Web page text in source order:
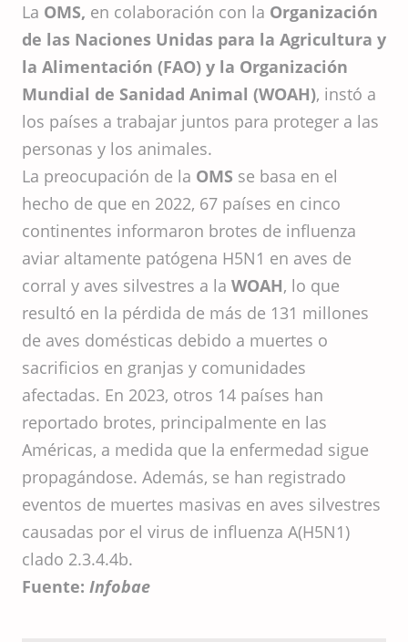
La OMS, en colaboración con la Organización
de las Naciones Unidas para la Agricultura y
la Alimentación (FAO) y la Organización
Mundial de Sanidad Animal (WOAH), instó a
los países a trabajar juntos para proteger a las
personas y los animales.
La preocupación de la OMS se basa en el
hecho de que en 2022, 67 países en cinco
continentes informaron brotes de influenza
aviar altamente patógena H5N1 en aves de
corral y aves silvestres a la WOAH, lo que
resultó en la pérdida de más de 131 millones
de aves domésticas debido a muertes o
sacrificios en granjas y comunidades
afectadas. En 2023, otros 14 países han
reportado brotes, principalmente en las
Américas, a medida que la enfermedad sigue
propagándose. Además, se han registrado
eventos de muertes masivas en aves silvestres
causadas por el virus de influenza A(H5N1)
clado 2.3.4.4b.
Fuente: Infobae